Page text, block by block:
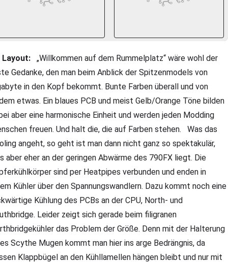
Layout:
„Willkommen auf dem Rummelplatz“ wäre wohl der
Gedanke, den man beim Anblick der Spitzenmodels von
in den Kopf bekommt. Bunte Farben überall und von
etwas. Ein blaues PCB und meist Gelb/Orange Töne bilden
aber eine harmonische Einheit und werden jeden Modding
freuen. Und halt die, die auf Farben stehen. Was das
angeht, so geht ist man dann nicht ganz so spektakulär,
aber eher an der geringen Abwärme des 790FX liegt. Die
sind per Heatpipes verbunden und enden in
Kühler über den Spannungswandlern. Dazu kommt noch eine
Kühlung des PCBs an der CPU, North- und
Leider zeigt sich gerade beim filigranen
das Problem der Größe. Denn mit der Halterung
Scythe Mugen kommt man hier ins arge Bedrängnis, da
Klappbügel an den Kühllamellen hängen bleibt und nur mit